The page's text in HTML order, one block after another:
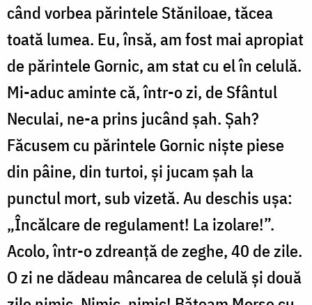
când vorbea părintele Stăniloae, tăcea
toată lumea. Eu, însă, am fost mai apropiat
de părintele Gornic, am stat cu el în celulă.
Mi-aduc aminte că, într-o zi, de Sfântul
Neculai, ne-a prins jucând şah. Şah?
Făcusem cu părintele Gornic nişte piese
din pâine, din turtoi, şi jucam şah la
punctul mort, sub vizetă. Au deschis uşa:
„Încălcare de regulament! La izolare!”.
Acolo, într-o zdreanţă de zeghe, 40 de zile.
O zi ne dădeau mâncarea de celulă şi două